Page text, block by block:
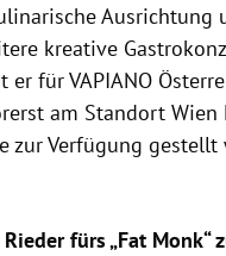
kreative
für VAPIANO
am Standort
zur Verfügung gestellt
fürs „Fat Monk“